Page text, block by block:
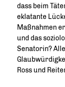
dass beim
eklatante
Maßnahmen
und das
Senatorin?
Ross und